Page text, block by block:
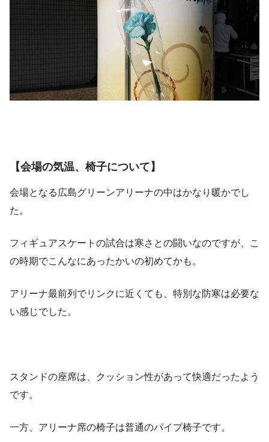
【会場の気温、椅子について】
会場となる広島グリーンアリーナの中はかなり暖かでし
た。
フィギュアスケートの試合は寒さとの闘いなのですが、こ
の時期でこんなにあったかいの初めてかも。
アリーナ最前列でリンクに近くても、特別な防寒は必要な
い感じでした。
スタンドの座席は、クッション性があって快適だったよう
です。
一方、アリーナ席の椅子は普通のパイプ椅子です。